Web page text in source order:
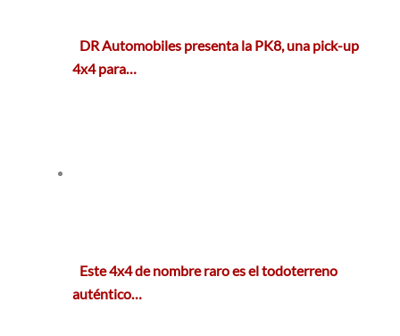
DR Automobiles presenta la PK8, una pick-up
4x4 para…
Este 4x4 de nombre raro es el todoterreno
auténtico…